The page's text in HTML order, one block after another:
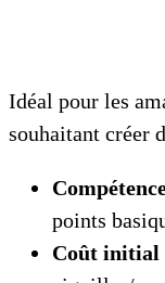
Idéal pour les
souhaitant créer
points
Coût initial